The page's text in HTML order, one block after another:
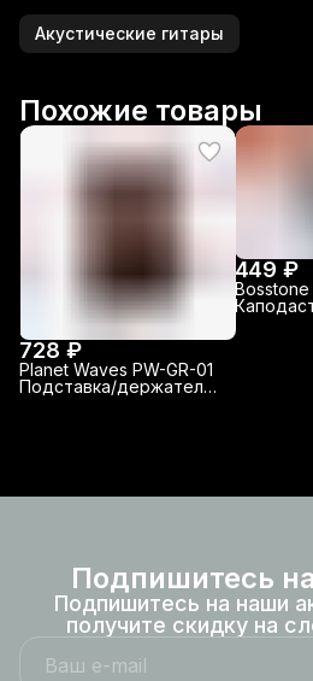
Акустические гитары
Похожие товары
728 ₽
Planet Waves PW-GR-01
Подставка/держатель
449 ₽
Подпишитесь
Подпишитесь на наши
получите скидку на